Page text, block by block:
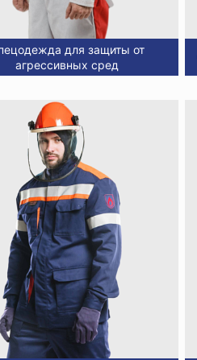
для защиты от
агрессивных сред